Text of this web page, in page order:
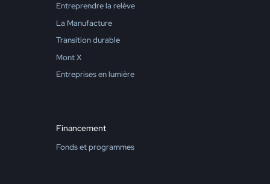
Entreprendre la relève
La Manufacture
Transition durable
Mont X
Entreprises en lumière
Financement
Fonds et programmes